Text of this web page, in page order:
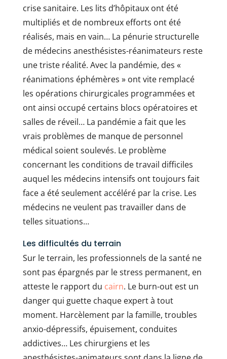
crise sanitaire. Les lits d’hôpitaux ont été
multipliés et de nombreux efforts ont été
réalisés, mais en vain… La pénurie structurelle
de médecins anesthésistes-réanimateurs reste
une triste réalité. Avec la pandémie, des «
réanimations éphémères » ont vite remplacé
les opérations chirurgicales programmées et
ont ainsi occupé certains blocs opératoires et
salles de réveil… La pandémie a fait que les
vrais problèmes de manque de personnel
médical soient soulevés. Le problème
concernant les conditions de travail difficiles
auquel les médecins intensifs ont toujours fait
face a été seulement accéléré par la crise. Les
médecins ne veulent pas travailler dans de
telles situations…
Les difficultés du terrain
Sur le terrain, les professionnels de la santé ne
sont pas épargnés par le stress permanent, en
atteste le rapport du cairn. Le burn-out est un
danger qui guette chaque expert à tout
moment. Harcèlement par la famille, troubles
anxio-dépressifs, épuisement, conduites
addictives… Les chirurgiens et les